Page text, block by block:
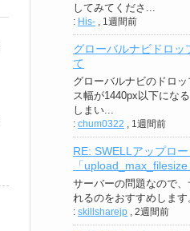
してみてくださ...
: His- 1週間前
グローバルナビドロ
て
グローバルナビのドロ
ス幅が1440px以下にな
しまい...
: chum0322 1週間前
RE: SWELLアップロ
「
サーバーの問題なので
れるのをおすすめします
: skillsharejp 2週間前